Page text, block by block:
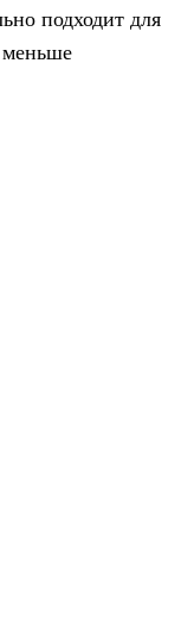
подходит для
меньше